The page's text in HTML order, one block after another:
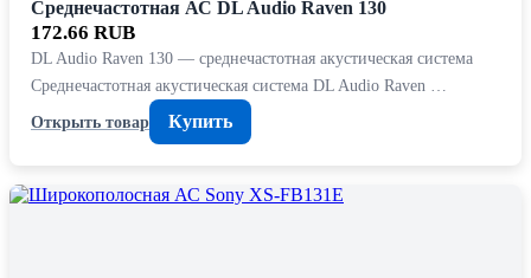
Среднечастотная АС DL Audio Raven 130
172.66 RUB
DL Audio Raven 130 — среднечастотная акустическая система
Среднечастотная акустическая система DL Audio Raven …
Открыть товар
Купить